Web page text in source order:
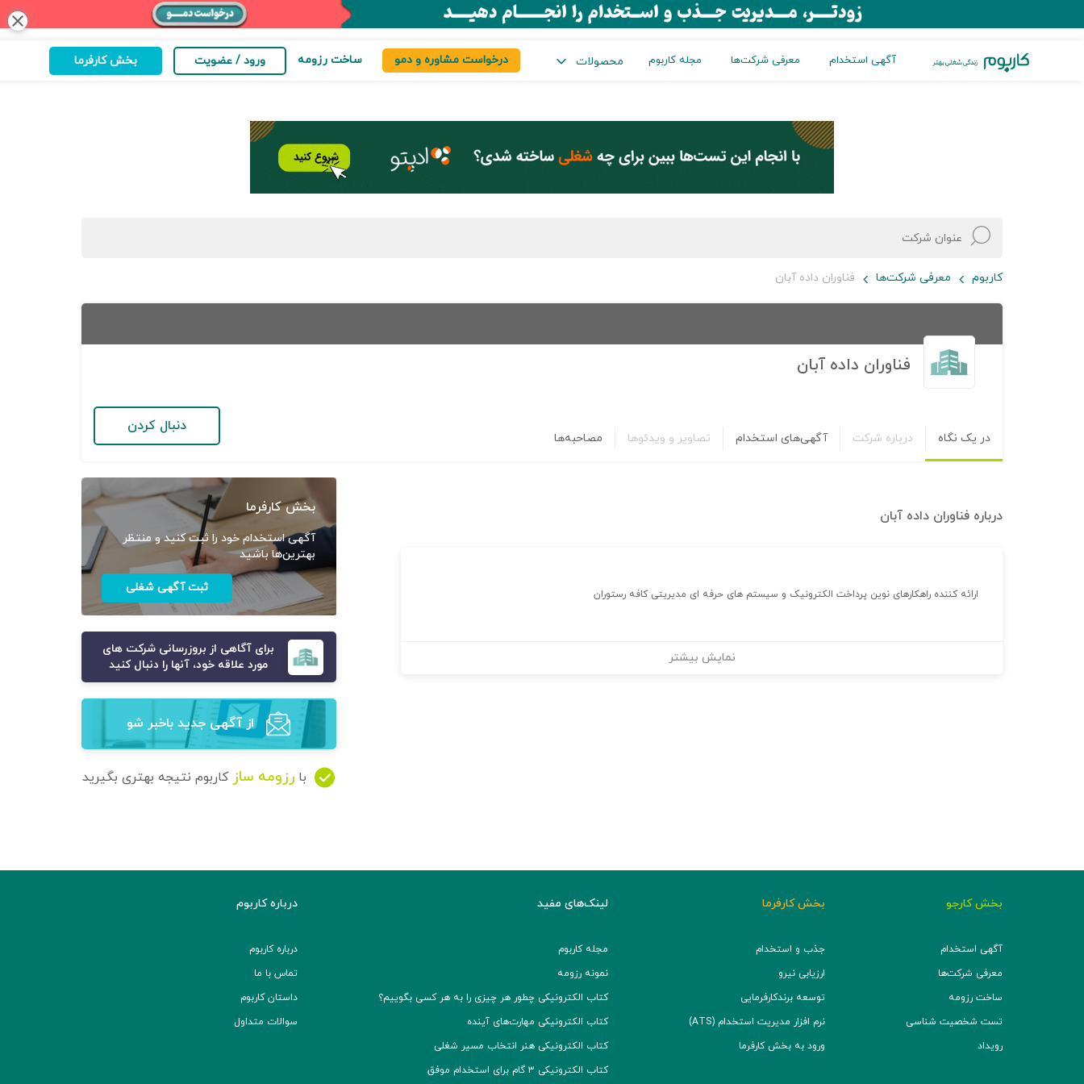
close
آگهی استخدام معرفی شرکت‌ها مجله کاربوم محصولات درخواست مشاوره و دمو ساخت رزومه ورود / عضویت بخش کارفرما
کاربوم معرفی شرکت‌ها فناوران داده آبان
فناوران داده آبان
در یک نگاه درباره شرکت آگهی‌های استخدام تصاویر و ویدئوها مصاحبه‌ها
دنبال کردن
درباره فناوران داده آبان
ارائه کننده راهکارهای نوین پرداخت الکترونیک و سیستم های حرفه ای مدیریتی کافه رستوران
نمایش بیشتر
بخش کارفرما
آگهی استخدام خود را ثبت کنید و منتظر
بهترین‌ها باشید
ثبت آگهی شغلی
برای آگاهی از بروزرسانی شرکت های
مورد علاقه خود، آنها را دنبال کنید
از آگهی‌ جدید باخبر شو
با رزومه ساز کاربوم نتیجه بهتری بگیرید
بخش کارجو
آگهی استخدام
معرفی شرکت‌ها
ساخت رزومه
تست شخصیت شناسی
رویداد
بخش کارفرما
جذب و استخدام
ارزیابی نیرو
توسعه برند‌کارفرمایی
نرم افزار مدیریت استخدام (ATS)
ورود به بخش کارفرما
لینک‌های مفید
مجله کاربوم
نمونه رزومه
کتاب الکترونیکی چطور هر چیزی را به هر کسی بگوییم؟
کتاب الکترونیکی مهارت‌های آینده
کتاب الکترونیکی هنر انتخاب مسیر شغلی
کتاب الکترونیکی ۳ گام برای استخدام موفق
درباره کاربوم
درباره کاربوم
تماس با ما
داستان کاربوم
سوالات متداول